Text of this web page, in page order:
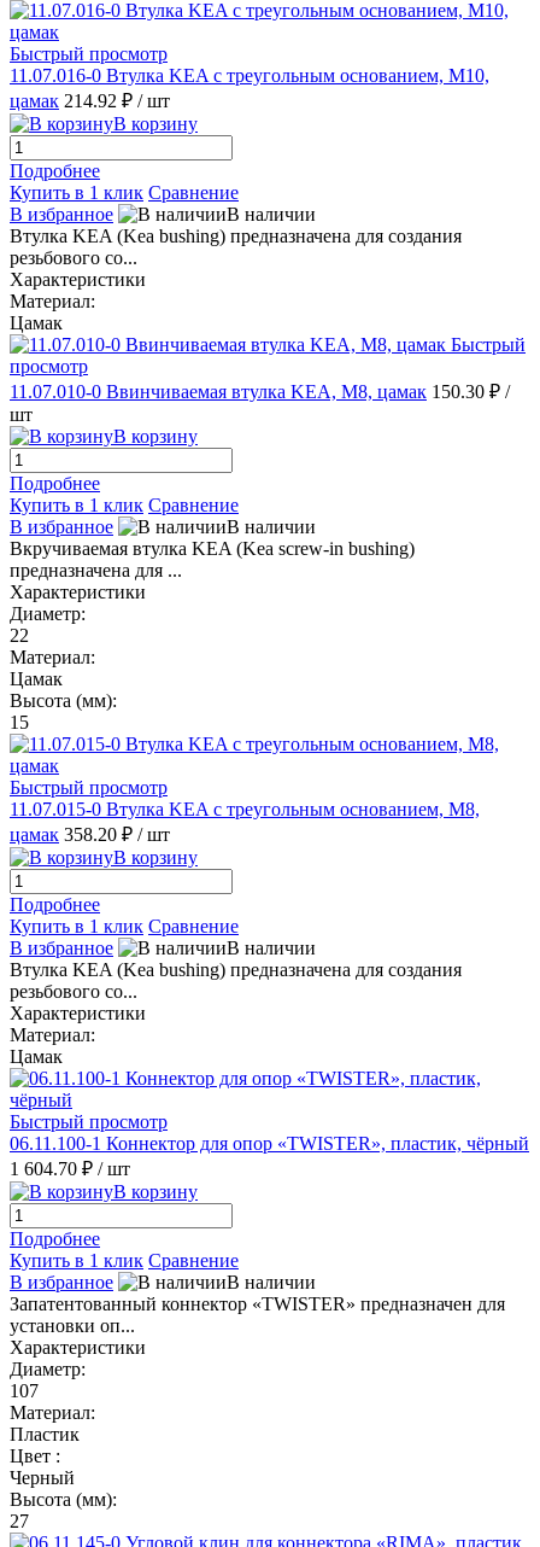
Быстрый просмотр
11.07.016-0 Втулка KEA с треугольным основанием, M10,
цамак 214.92 ₽ / шт
В корзину
Подробнее
Купить в 1 клик Сравнение
В избранное
В наличии
Втулка KEA (Kea bushing) предназначена для создания
резьбового со...
Характеристики
Материал:
Цамак
Быстрый
просмотр
11.07.010-0 Ввинчиваемая втулка KEA, M8, цамак 150.30 ₽ /
шт
В корзину
Подробнее
Купить в 1 клик Сравнение
В избранное
В наличии
Вкручиваемая втулка KEA (Kea screw-in bushing)
предназначена для ...
Характеристики
Диаметр:
22
Материал:
Цамак
Высота (мм):
15
Быстрый просмотр
11.07.015-0 Втулка KEA с треугольным основанием, M8,
цамак 358.20 ₽ / шт
В корзину
Подробнее
Купить в 1 клик Сравнение
В избранное
В наличии
Втулка KEA (Kea bushing) предназначена для создания
резьбового со...
Характеристики
Материал:
Цамак
Быстрый просмотр
06.11.100-1 Коннектор для опор «TWISTER», пластик, чёрный
1 604.70 ₽ / шт
В корзину
Подробнее
Купить в 1 клик Сравнение
В избранное
В наличии
Запатентованный коннектор «TWISTER» предназначен для
установки оп...
Характеристики
Диаметр:
107
Материал:
Пластик
Цвет :
Черный
Высота (мм):
27